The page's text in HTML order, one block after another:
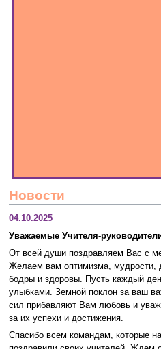
Новости
04.10.2025
Уважаемые Учителя-
От всей души поздравляем Вас с
Желаем вам оптимизма, мудрости,
бодры и здоровы. Пусть каждый
улыбками. Земной поклон за ваш
сил прибавляют Вам любовь и
за их успехи и достижения.
Спасибо всем командам, которые